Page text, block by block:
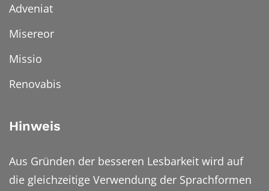
Adveniat
Misereor
Missio
Renovabis
Hinweis
Aus Gründen der besseren Lesbarkeit wird auf
die gleichzeitige Verwendung der Sprachformen